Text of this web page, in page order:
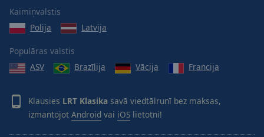
Done
Close
Dialog
End
window.
Kaimiņvalstis
Polija
Latvija
Populāras valstis
ASV
Brazīlija Vācija Francija
Klausies LRT Klasika savā viedtālrunī bez maksas,
izmantojot Android vai iOS lietotni!